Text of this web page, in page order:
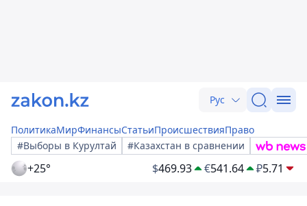
Рус
ПолитикаМирФинансыСтатьиПроисшествияПраво
#Выборы в Курултай
#Казахстан в сравнении
+25° $469.93 €541.64 ₽5.71